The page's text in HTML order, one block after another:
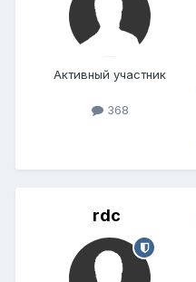
Активный участник
368
rdc